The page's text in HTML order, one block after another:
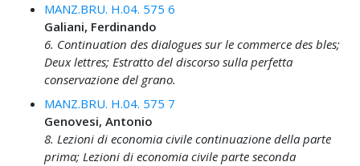
MANZ.BRU. H.04. 575 6
Galiani, Ferdinando
6. Continuation des dialogues sur le commerce des bles;
Deux lettres; Estratto del discorso sulla perfetta
conservazione del grano.
MANZ.BRU. H.04. 575 7
Genovesi, Antonio
8. Lezioni di economia civile continuazione della parte
prima; Lezioni di economia civile parte seconda